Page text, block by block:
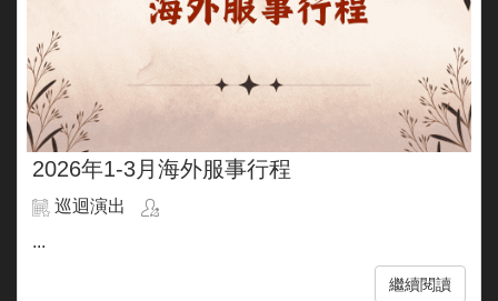
2026年1-3月海外服事行程
巡迴演出
...
繼續閱讀